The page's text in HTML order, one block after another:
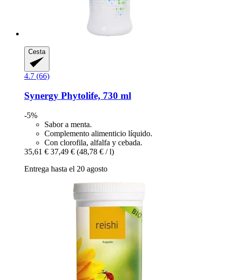
Cesta
4.7 (66)
Synergy Phytolife, 730 ml
-5%
Sabor a menta.
Complemento alimenticio líquido.
Con clorofila, alfalfa y cebada.
35,61 € 37,49 € (48,78 € / l)
Entrega hasta el 20 agosto